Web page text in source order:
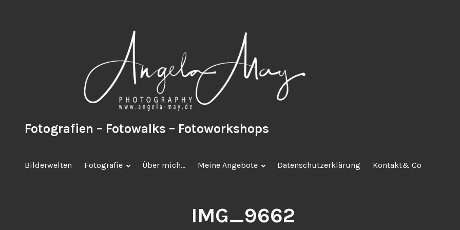
Fotografien – Fotowalks – Fotoworkshops
Bilderwelten Fotografie Über mich… Meine Angebote Datenschutzerklärung Kontakt& Co
IMG_9662